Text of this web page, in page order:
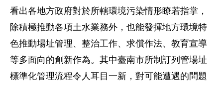
看出各地方政府對於所轄環境污染情形瞭若指掌，
除積極推動各項土水業務外，也能發揮地方環境特
色推動場址管理、整治工作、求償作法、教育宣導
等多面向的創新作為。其中臺南市所制訂列管場址
標準化管理流程令人耳目一新，對可能遭遇的問題